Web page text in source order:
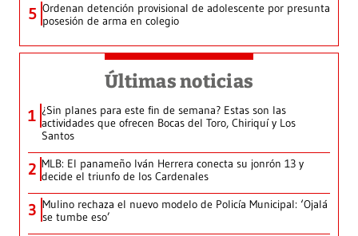
5 Ordenan detención provisional de adolescente por presunta
posesión de arma en colegio
Últimas noticias
1 ¿Sin planes para este fin de semana? Estas son las
actividades que ofrecen Bocas del Toro, Chiriquí y Los
Santos
2 MLB: El panameño Iván Herrera conecta su jonrón 13 y
decide el triunfo de los Cardenales
3 Mulino rechaza el nuevo modelo de Policía Municipal: ‘Ojalá
se tumbe eso’